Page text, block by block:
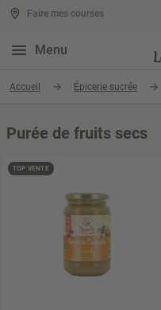
Menu
Faire mes courses
Accueil Épicerie sucrée
Purée de fruits secs
TOP VENTE